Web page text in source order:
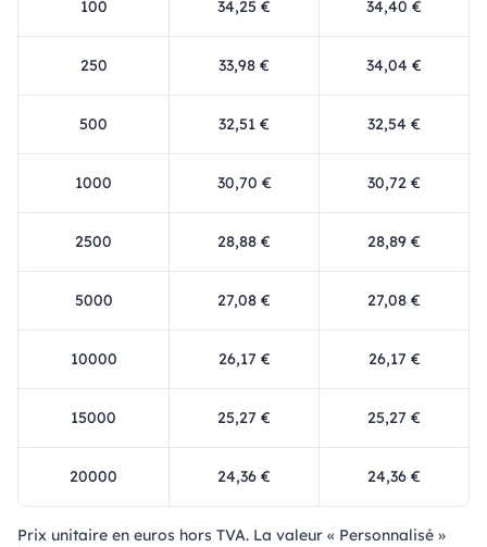
100 34,25 € 34,40 €
250 33,98 € 34,04 €
500 32,51 € 32,54 €
1000 30,70 € 30,72 €
2500 28,88 € 28,89 €
5000 27,08 € 27,08 €
10000 26,17 € 26,17 €
15000 25,27 € 25,27 €
20000 24,36 € 24,36 €
Prix ​​unitaire en euros hors TVA. La valeur « Personnalisé »